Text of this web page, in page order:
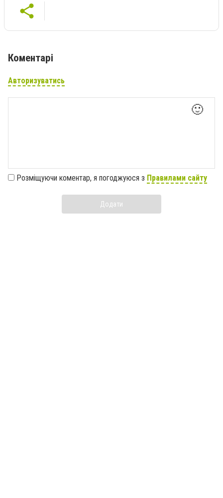
Коментарі
Авторизуватись
🙂
Розміщуючи коментар, я погоджуюся з Правилами сайту
Додати